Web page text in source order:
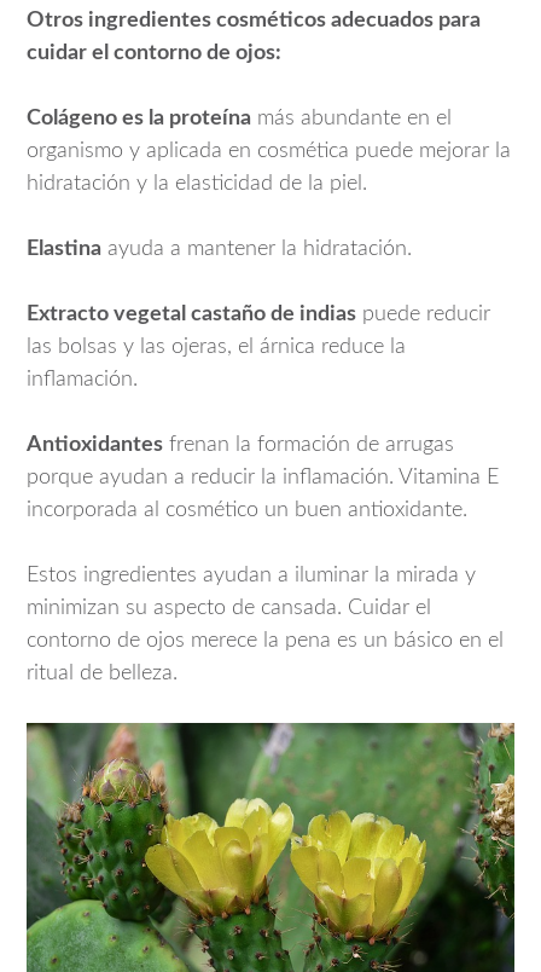
Otros ingredientes cosméticos adecuados para
cuidar el contorno de ojos:
Colágeno es la proteína más abundante en el
organismo y aplicada en cosmética puede mejorar la
hidratación y la elasticidad de la piel.
Elastina ayuda a mantener la hidratación.
Extracto vegetal castaño de indias puede reducir
las bolsas y las ojeras, el árnica reduce la
inflamación.
Antioxidantes frenan la formación de arrugas
porque ayudan a reducir la inflamación. Vitamina E
incorporada al cosmético un buen antioxidante.
Estos ingredientes ayudan a iluminar la mirada y
minimizan su aspecto de cansada. Cuidar el
contorno de ojos merece la pena es un básico en el
ritual de belleza.